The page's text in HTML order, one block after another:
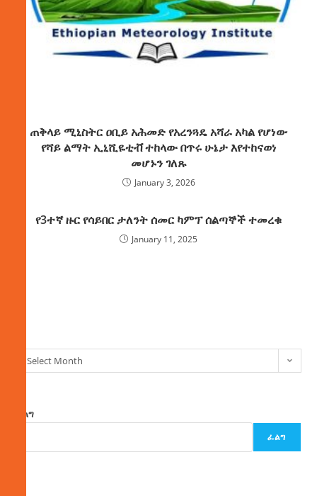
ጠቅላይ ሚኒስትር ዐቢይ አሕመድ የአረንጓዴ አሻራ አካል የሆነው
የሻይ ልማት ኢኒሺዬቲቭ ተከላው በጥሩ ሁኔታ እየተከናወነ
መሆኑን ገለጹ
January 3, 2026
የ3ተኛ ዙር የሳይበር ታለንት ሰመር ካምፕ ሰልጣኞች ተመረቁ
January 11, 2025
Select Month
ፈልግ
ፈልግ